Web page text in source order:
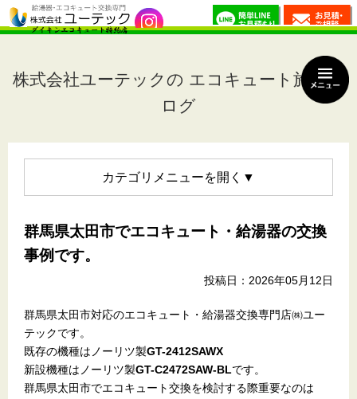
株式会社ユーテックの エコキュート施工ブ
ログ
カテゴリメニュー
群馬県太田市でエコキュート・給湯器の交換
事例です。
投稿日：2026年05月12日
群馬県太田市対応のエコキュート・給湯器交換専門店㈱ユー
テックです。
既存の機種はノーリツ製GT-2412SAWX
新設機種はノーリツ製GT-C2472SAW-BLです。
群馬県太田市でエコキュート交換を検討する際重要なのは